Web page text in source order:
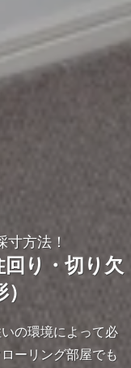
寸方法！
り・切り欠
の環境によって必
ーリング部屋でも